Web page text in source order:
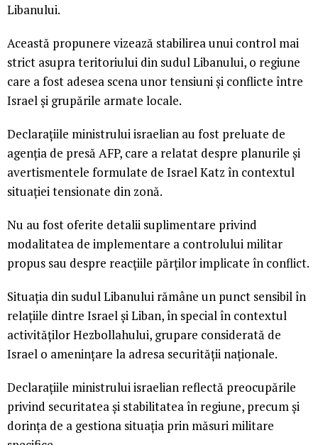
Libanului.
Această propunere vizează stabilirea unui control mai
strict asupra teritoriului din sudul Libanului, o regiune
care a fost adesea scena unor tensiuni și conflicte între
Israel și grupările armate locale.
Declarațiile ministrului israelian au fost preluate de
agenția de presă AFP, care a relatat despre planurile și
avertismentele formulate de Israel Katz în contextul
situației tensionate din zonă.
Nu au fost oferite detalii suplimentare privind
modalitatea de implementare a controlului militar
propus sau despre reacțiile părților implicate în conflict.
Situația din sudul Libanului rămâne un punct sensibil în
relațiile dintre Israel și Liban, în special în contextul
activităților Hezbollahului, grupare considerată de
Israel o amenințare la adresa securității naționale.
Declarațiile ministrului israelian reflectă preocupările
privind securitatea și stabilitatea în regiune, precum și
dorința de a gestiona situația prin măsuri militare